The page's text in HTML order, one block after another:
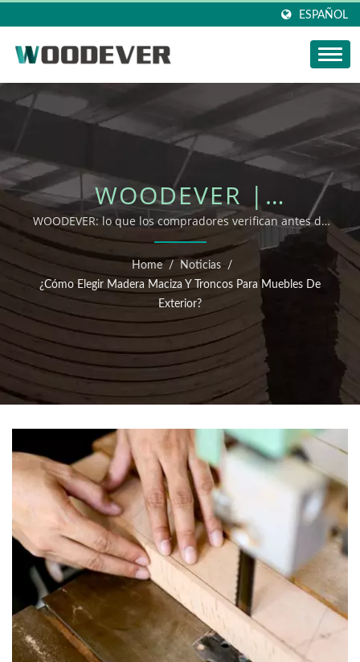
ESPAÑOL
WOODEVER |
ACTUALIZACIONES DE
OEM/ODM DE MUEBLES
DE EXTERIOR
WOODEVER: lo que los compradores verifican antes de
solicitar soporte OEM/ODM
Home / Noticias
/
¿Cómo Elegir Madera Maciza Y Troncos Para Muebles De
Exterior?